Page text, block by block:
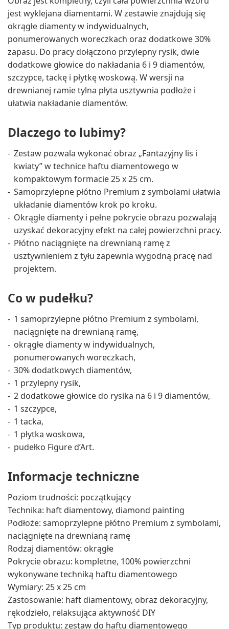
jest wyklejana diamentami. W zestawie znajdują się
okrągłe diamenty w indywidualnych,
ponumerowanych woreczkach oraz dodatkowe 30%
zapasu. Do pracy dołączono przylepny rysik, dwie
dodatkowe głowice do nakładania 6 i 9 diamentów,
szczypce, tackę i płytkę woskową. W wersji na
drewnianej ramie tylna płyta usztywnia podłoże i
ułatwia nakładanie diamentów.
Dlaczego to lubimy?
Zestaw pozwala wykonać obraz „Fantazyjny lis i
kwiaty” w technice haftu diamentowego w
kompaktowym formacie 25 x 25 cm.
Samoprzylepne płótno Premium z symbolami ułatwia
układanie diamentów krok po kroku.
Okrągłe diamenty i pełne pokrycie obrazu pozwalają
uzyskać dekoracyjny efekt na całej powierzchni pracy.
Płótno naciągnięte na drewnianą ramę z
usztywnieniem z tyłu zapewnia wygodną pracę nad
projektem.
Co w pudełku?
1 samoprzylepne płótno Premium z symbolami,
naciągnięte na drewnianą ramę,
okrągłe diamenty w indywidualnych,
ponumerowanych woreczkach,
30% dodatkowych diamentów,
1 przylepny rysik,
2 dodatkowe głowice do rysika na 6 i 9 diamentów,
1 szczypce,
1 tacka,
1 płytka woskowa,
pudełko Figure d’Art.
Informacje techniczne
Poziom trudności: początkujący
Technika: haft diamentowy, diamond painting
Podłoże: samoprzylepne płótno Premium z symbolami,
naciągnięte na drewnianą ramę
Rodzaj diamentów: okrągłe
Pokrycie obrazu: kompletne, 100% powierzchni
wykonywane techniką haftu diamentowego
Wymiary: 25 x 25 cm
Zastosowanie: haft diamentowy, obraz dekoracyjny,
rękodzieło, relaksująca aktywność DIY
Typ produktu: zestaw do haftu diamentowego